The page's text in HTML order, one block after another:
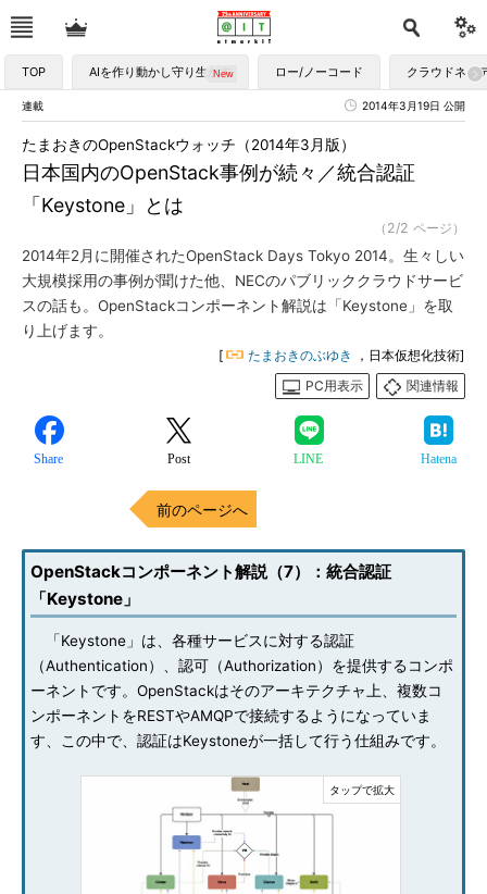
TOP AIを作り動かし守り生かす ロー/ノーコード クラウドネイ
連載 2014年3月19日 公開
日本国内のOpenStack事例が続々／統合認証
「Keystone」とは
たまおきのOpenStackウォッチ（2014年3月版）
（2/2 ページ）
2014年2月に開催されたOpenStack Days Tokyo 2014。生々しい
大規模採用の事例が聞けた他、NECのパブリッククラウドサービ
スの話も。OpenStackコンポーネント解説は「Keystone」を取
り上げます。
[ たまおきのぶゆき
，日本仮想化技術]
PC用表示
関連情報
Share Post LINE Hatena
前のページへ
OpenStackコンポーネント解説（7）：統合認証
「Keystone」
「Keystone」は、各種サービスに対する認証
（Authentication）、認可（Authorization）を提供するコンポ
ーネントです。OpenStackはそのアーキテクチャ上、複数コ
ンポーネントをRESTやAMQPで接続するようになっていま
す、この中で、認証はKeystoneが一括して行う仕組みです。